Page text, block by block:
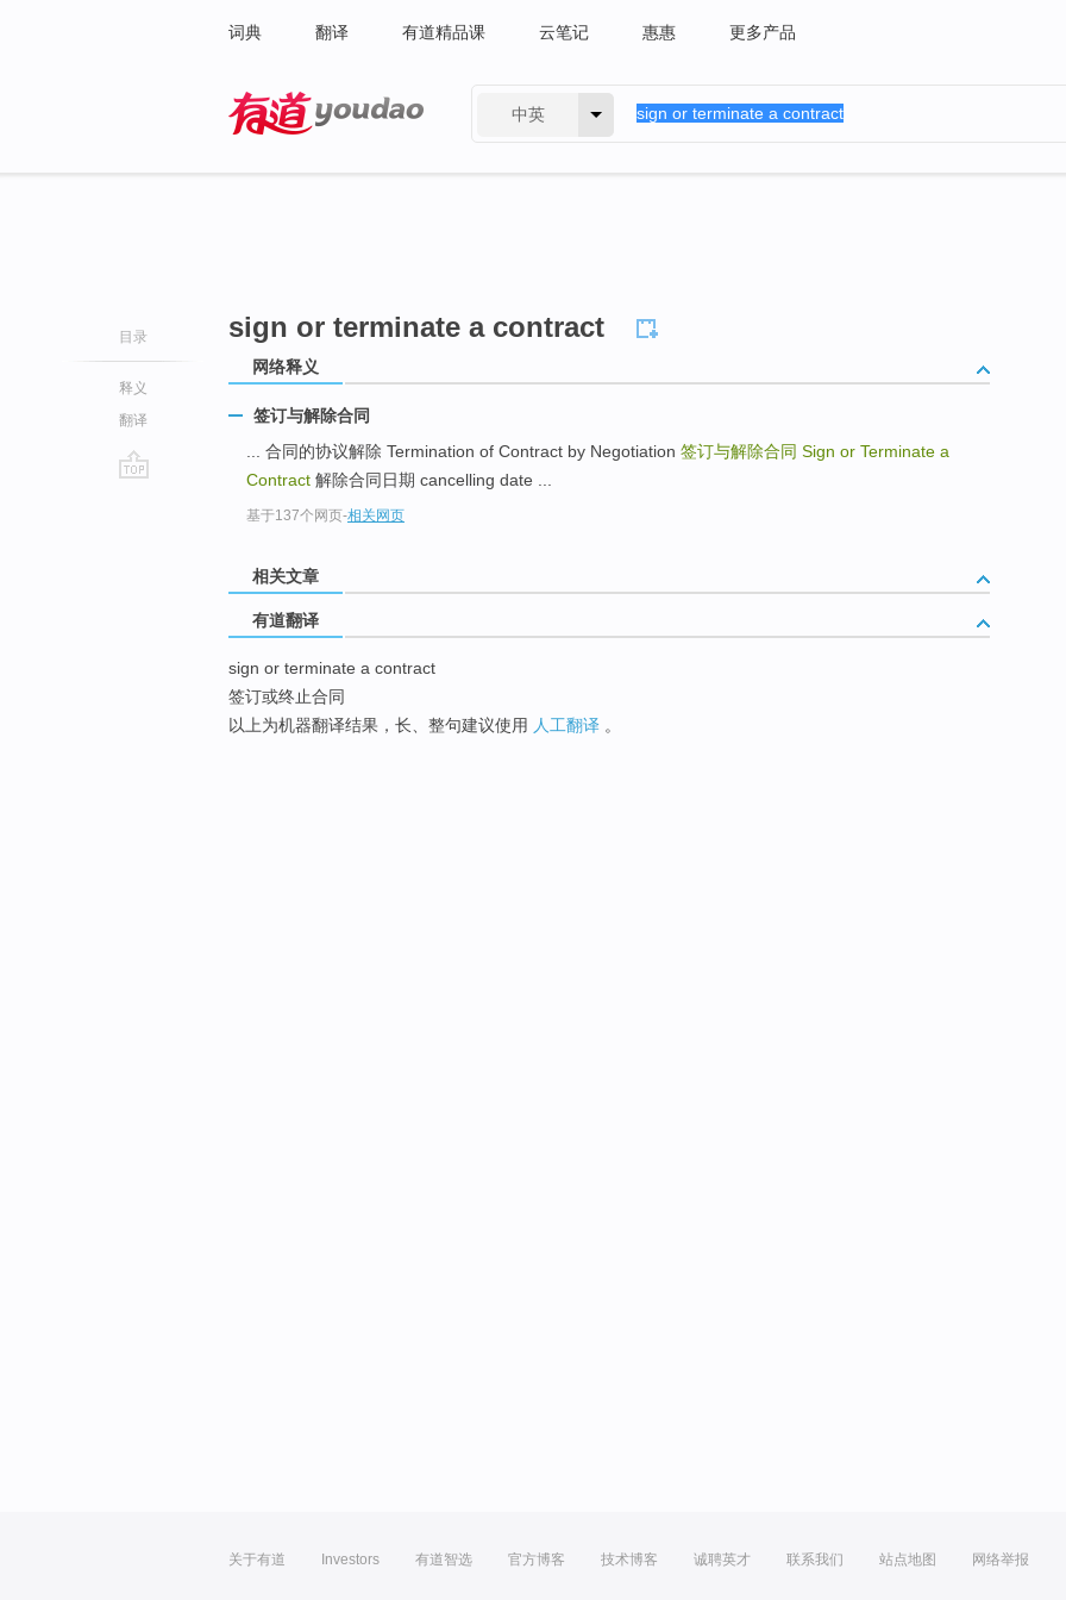
词典 翻译 有道精品课 云笔记 惠惠 更多产品
中英
目录
释义
翻译
sign or terminate a contract
网络释义
签订与解除合同
... 合同的协议解除 Termination of Contract by Negotiation 签订与解除合同 Sign or Terminate a
Contract 解除合同日期 cancelling date ...
基于137个网页-相关网页
相关文章
有道翻译
sign or terminate a contract
签订或终止合同
以上为机器翻译结果，长、整句建议使用 人工翻译 。
关于有道 Investors 有道智选 官方博客 技术博客 诚聘英才 联系我们 站点地图 网络举报